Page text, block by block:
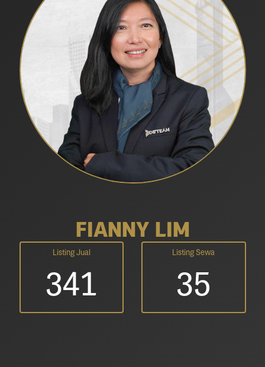
FIANNY LIM
Listing Jual
341
Listing Sewa
35